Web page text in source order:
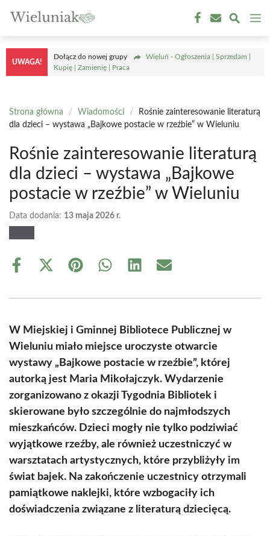
treści
UWAGA!
Dołącz do nowej grupy
Wieluń - Ogłoszenia | Sprzedam |
Kupię | Zamienię | Praca
Strona główna / Wiadomości /
Rośnie zainteresowanie literaturą
dla dzieci – wystawa „Bajkowe postacie w rzeźbie” w Wieluniu
Rośnie zainteresowanie literaturą
dla dzieci – wystawa „Bajkowe
postacie w rzeźbie” w Wieluniu
Data dodania: 13 maja 2026 r.
Share
Share
(Twitter)
Share Share Share Share
W Miejskiej i Gminnej Bibliotece Publicznej w
Wieluniu miało miejsce uroczyste otwarcie
wystawy „Bajkowe postacie w rzeźbie”, której
autorką jest Maria Mikołajczyk. Wydarzenie
zorganizowano z okazji Tygodnia Bibliotek i
skierowane było szczególnie do najmłodszych
mieszkańców. Dzieci mogły nie tylko podziwiać
wyjątkowe rzeźby, ale również uczestniczyć w
warsztatach artystycznych, które przybliżyły im
świat bajek. Na zakończenie uczestnicy otrzymali
pamiątkowe naklejki, które wzbogaciły ich
doświadczenia związane z literaturą dziecięcą.